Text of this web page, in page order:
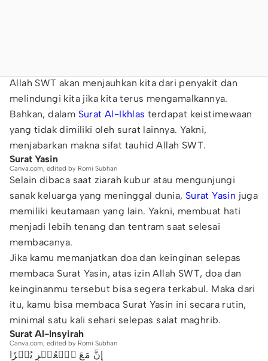
Allah SWT akan menjauhkan kita dari penyakit dan
melindungi kita jika kita terus mengamalkannya.
Bahkan, dalam Surat Al-Ikhlas terdapat keistimewaan
yang tidak dimiliki oleh surat lainnya. Yakni,
menjabarkan makna sifat tauhid Allah SWT.
Surat Yasin
Canva.com, edited by Romi Subhan
Selain dibaca saat ziarah kubur atau mengunjungi
sanak keluarga yang meninggal dunia, Surat Yasin juga
memiliki keutamaan yang lain. Yakni, membuat hati
menjadi lebih tenang dan tentram saat selesai
membacanya.
Jika kamu memanjatkan doa dan keinginan selepas
membaca Surat Yasin, atas izin Allah SWT, doa dan
keinginanmu tersebut bisa segera terkabul. Maka dari
itu, kamu bisa membaca Surat Yasin ini secara rutin,
minimal satu kali sehari selepas salat maghrib.
Surat Al-Insyirah
Canva.com, edited by Romi Subhan
إِنَّ مَعَ ٱلۡعُسۡرِ يُسۡرٗا